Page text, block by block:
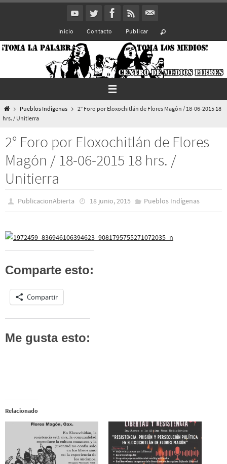
Inicio Contacto Publicar
InicioPueblos Indí­genas
2° Foro por Eloxochitlán de Flores Magón / 18-06-2015 18
hrs. / Unitierra
2° Foro por Eloxochitlán de Flores
Magón / 18-06-2015 18 hrs. /
Unitierra
PublicacionAbierta 18 junio, 2015 Pueblos Indí­genas
Comparte esto:
Compartir
Me gusta esto:
Relacionado